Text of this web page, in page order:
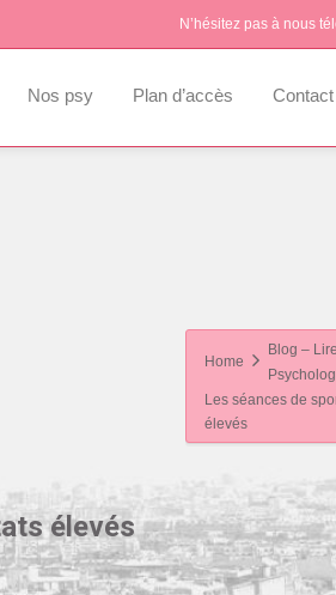
N’hésitez pas à nous
Nos psy Plan d’accès Contact
élevés
Home
Blog –
Les séances de
élevés